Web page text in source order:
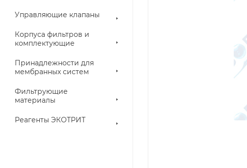
Управляющие клапаны
Корпуса фильтров и
комплектующие
Принадлежности для
мембранных систем
Фильтрующие
материалы
Реагенты ЭКОТРИТ